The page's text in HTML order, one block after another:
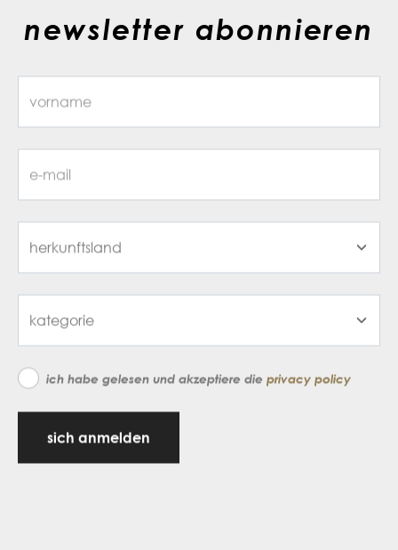
newsletter abonnieren
ich habe gelesen und akzeptiere die privacy policy
sich anmelden